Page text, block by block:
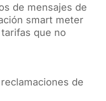
de mensajes de
smart meter
que no
de